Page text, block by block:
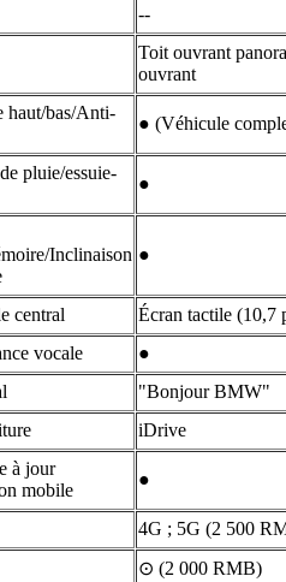
--
Toit ouvrant
ouvrant
haut/bas/Anti-
● (Véhicule
pluie/essuie-
●
Inclinaison ●
central
Écran tactile (10,7
vocale
●
"Bonjour BMW"
iDrive
à jour
mobile
●
4G ; 5G (2 500
⊙ (2 000 RMB)